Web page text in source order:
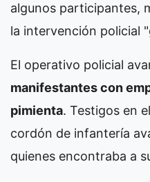
algunos participantes,
la intervención policial
El operativo policial
manifestantes con
pimienta. Testigos en
cordón de infantería
quienes encontraba a